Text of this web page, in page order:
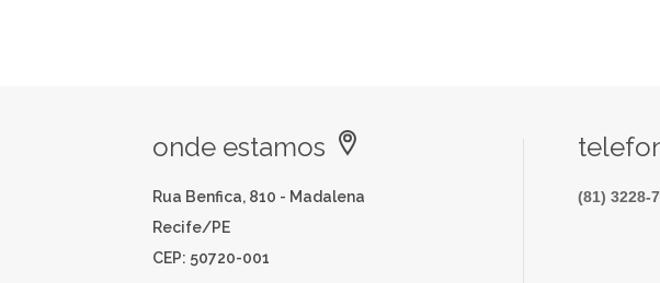
onde estamos
Rua Benfica, 810 - Madalena
Recife/PE
CEP: 50720-001
(81) 3228-